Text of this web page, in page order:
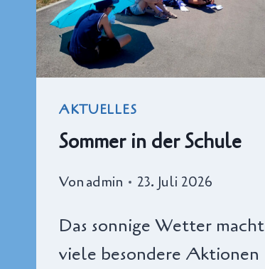
AKTUELLES
Sommer in der Schule
Vonadmin 23. Juli 2026
Das sonnige Wetter macht
viele besondere Aktionen